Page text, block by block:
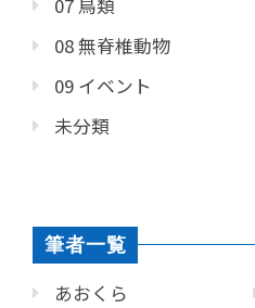
07 鳥類
08 無脊椎動物
09 イベント
未分類
筆者一覧
あおくら